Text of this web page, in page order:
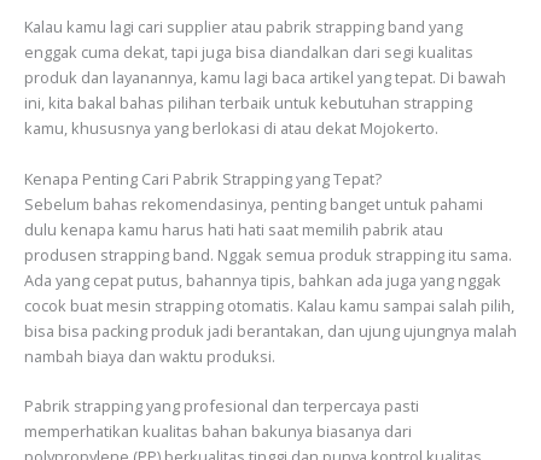
Kalau kamu lagi cari supplier atau pabrik strapping band yang
enggak cuma dekat, tapi juga bisa diandalkan dari segi kualitas
produk dan layanannya, kamu lagi baca artikel yang tepat. Di bawah
ini, kita bakal bahas pilihan terbaik untuk kebutuhan strapping
kamu, khususnya yang berlokasi di atau dekat Mojokerto.
Kenapa Penting Cari Pabrik Strapping yang Tepat?
Sebelum bahas rekomendasinya, penting banget untuk pahami
dulu kenapa kamu harus hati hati saat memilih pabrik atau
produsen strapping band. Nggak semua produk strapping itu sama.
Ada yang cepat putus, bahannya tipis, bahkan ada juga yang nggak
cocok buat mesin strapping otomatis. Kalau kamu sampai salah pilih,
bisa bisa packing produk jadi berantakan, dan ujung ujungnya malah
nambah biaya dan waktu produksi.
Pabrik strapping yang profesional dan terpercaya pasti
memperhatikan kualitas bahan bakunya biasanya dari